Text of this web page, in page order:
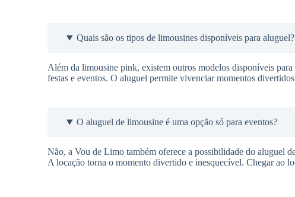
Quais são os tipos de limousines disponíveis para aluguel?
Além da limousine pink, existem outros modelos disponíveis
festas e eventos. O aluguel permite vivenciar momentos
O aluguel de limousine é uma opção só para eventos?
Não, a Vou de Limo também oferece a possibilidade do aluguel
A locação torna o momento divertido e inesquecível. Chegar ao